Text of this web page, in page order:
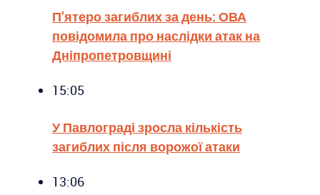
П’ятеро загиблих за день: ОВА
повідомила про наслідки атак на
Дніпропетровщині
15:05
У Павлограді зросла кількість
загиблих після ворожої атаки
13:06